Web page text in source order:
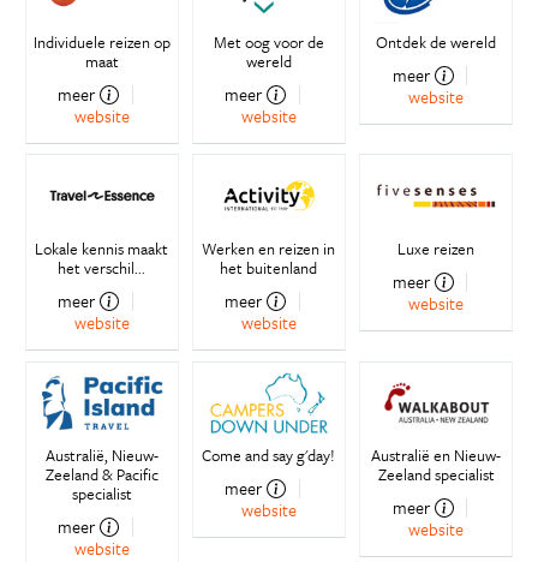
Individuele reizen op
maat
meer
website
Met oog voor de
wereld
meer
website
Ontdek de wereld
meer
website
Lokale kennis maakt
het verschil...
meer
website
Werken en reizen in
het buitenland
meer
website
Luxe reizen
meer
website
Australië, Nieuw-
Zeeland & Pacific
specialist
meer
website
Come and say g'day!
meer
website
Australië en Nieuw-
Zeeland specialist
meer
website